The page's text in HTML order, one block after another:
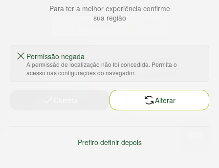
HORTUS COMERCIO DE ALIMENTOS S.A
CNPJ: 09.000.493/0002-15
Termos de serviço
Para ter a melhor experiência confirme
sua região
Permissão negada
A permissão de localização não foi concedida. Permita o
acesso nas configurações do navegador.
Alterar
Prefiro definir depois